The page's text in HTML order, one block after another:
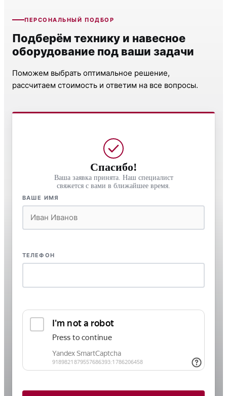
ПЕРСОНАЛЬНЫЙ ПОДБОР
Подберём технику и навесное
оборудование под ваши задачи
Поможем выбрать оптимальное решение,
рассчитаем стоимость и ответим на все вопросы.
Спасибо!
Ваша заявка принята. Наш специалист
свяжется с вами в ближайшее время.
ВАШЕ ИМЯ
ТЕЛЕФОН